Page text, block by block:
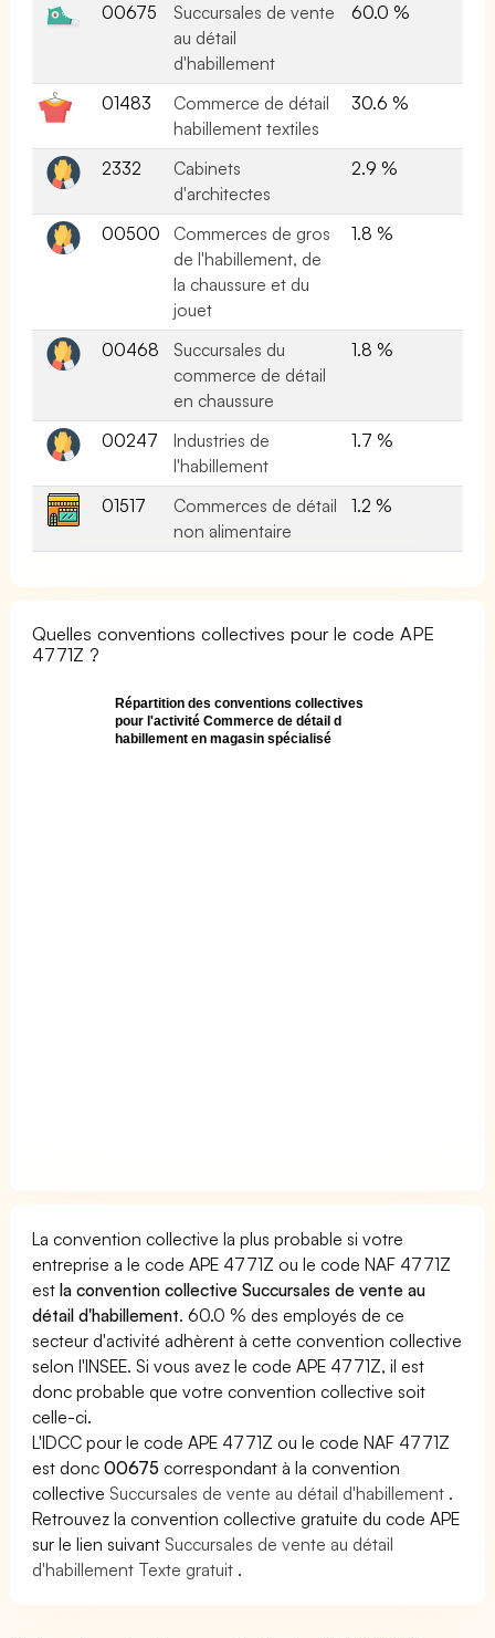
00675
Succursales de vente
au détail
d'habillement
60.0 %
01483
Commerce de détail
habillement textiles
30.6 %
2332
Cabinets
d'architectes
2.9 %
00500
Commerces de gros
de l'habillement, de
la chaussure et du
jouet
1.8 %
00468
Succursales du
commerce de détail
en chaussure
1.8 %
00247
Industries de
l'habillement
1.7 %
01517
Commerces de détail
non alimentaire
1.2 %
Quelles conventions collectives pour le code APE
4771Z ?
Répartition des conventions collectives
pour l'activité Commerce de détail d
habillement en magasin spécialisé
La convention collective la plus probable si votre
entreprise a le code APE 4771Z ou le code NAF 4771Z
estla convention collective Succursales de vente au
détail d'habillement. 60.0 % des employés de ce
secteur d'activité adhèrent à cette convention collective
selon l'INSEE. Si vous avez le code APE 4771Z, il est
donc probable que votre convention collective soit
celle-ci.
L'IDCC pour le code APE 4771Z ou le code NAF 4771Z
est donc00675 correspondant à la convention
collectiveSuccursales de vente au détail d'habillement .
Retrouvez la convention collective gratuite du code APE
sur le lien suivantSuccursales de vente au détail
d'habillement Texte gratuit .